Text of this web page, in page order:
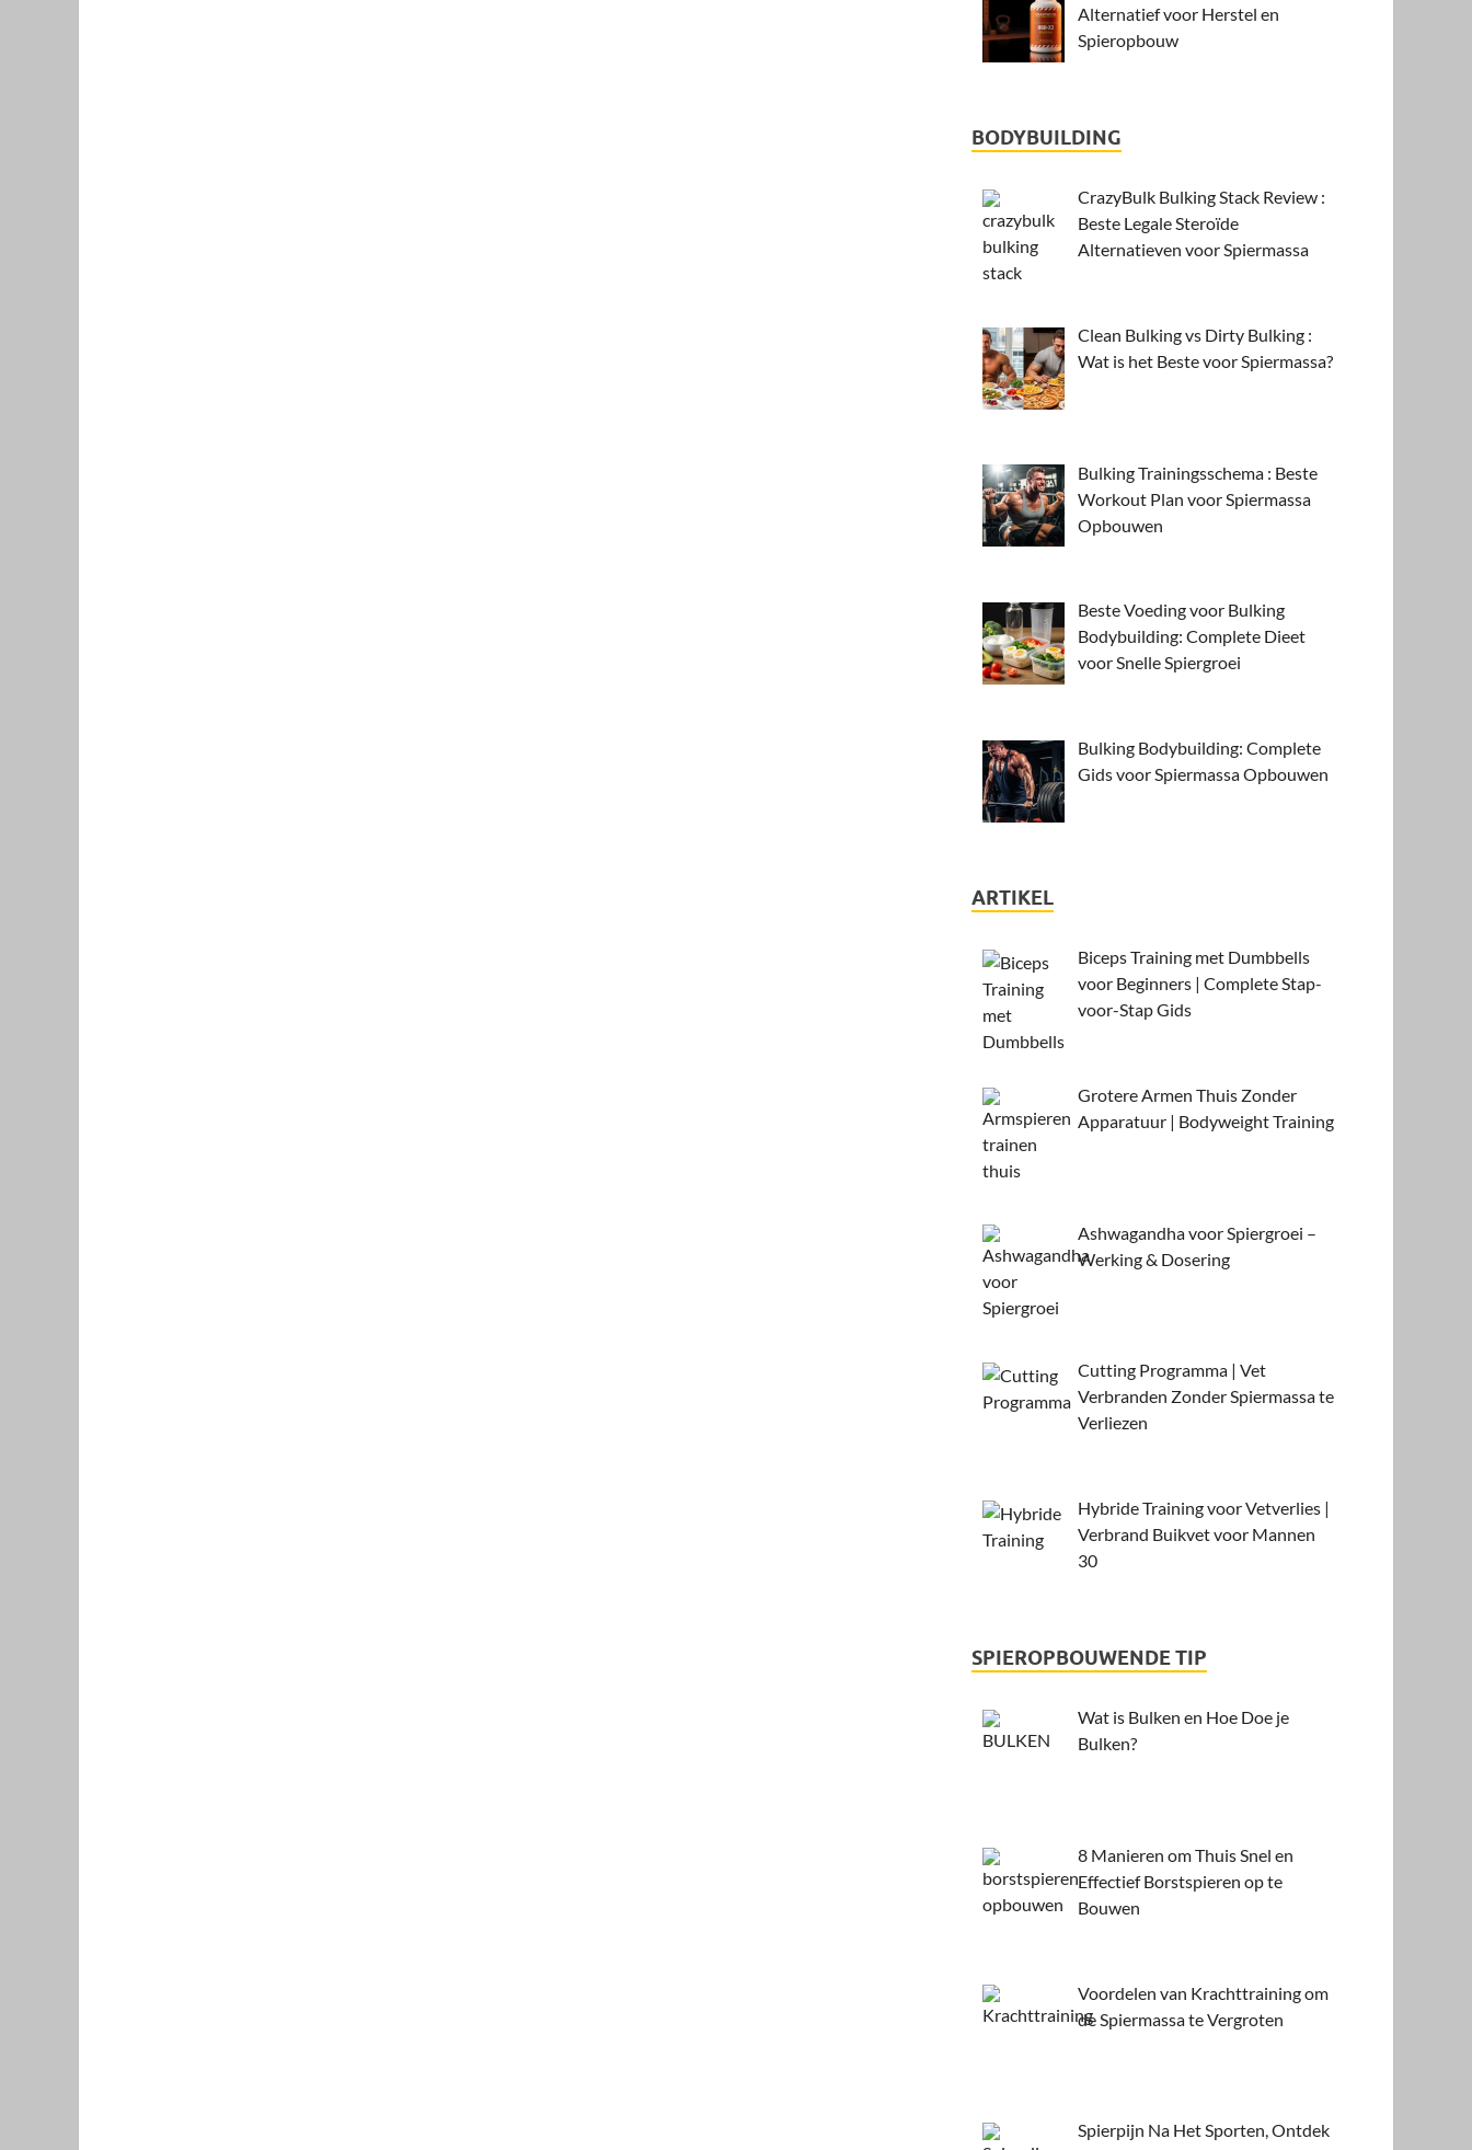
Alternatief voor Herstel en
Spieropbouw
BODYBUILDING
CrazyBulk Bulking Stack Review :
Beste Legale Steroïde
Alternatieven voor Spiermassa
Clean Bulking vs Dirty Bulking :
Wat is het Beste voor Spiermassa?
Bulking Trainingsschema : Beste
Workout Plan voor Spiermassa
Opbouwen
Beste Voeding voor Bulking
Bodybuilding: Complete Dieet
voor Snelle Spiergroei
Bulking Bodybuilding: Complete
Gids voor Spiermassa Opbouwen
ARTIKEL
Biceps Training met Dumbbells
voor Beginners | Complete Stap-
voor-Stap Gids
Grotere Armen Thuis Zonder
Apparatuur | Bodyweight Training
Ashwagandha voor Spiergroei –
Werking & Dosering
Cutting Programma | Vet
Verbranden Zonder Spiermassa te
Verliezen
Hybride Training voor Vetverlies |
Verbrand Buikvet voor Mannen
30
SPIEROPBOUWENDE TIP
Wat is Bulken en Hoe Doe je
Bulken?
8 Manieren om Thuis Snel en
Effectief Borstspieren op te
Bouwen
Voordelen van Krachttraining om
de Spiermassa te Vergroten
Spierpijn Na Het Sporten, Ontdek